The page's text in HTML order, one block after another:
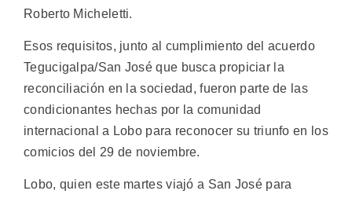
Roberto Micheletti.
Esos requisitos, junto al cumplimiento del acuerdo
Tegucigalpa/San José que busca propiciar la
reconciliación en la sociedad, fueron parte de las
condicionantes hechas por la comunidad
internacional a Lobo para reconocer su triunfo en los
comicios del 29 de noviembre.
Lobo, quien este martes viajó a San José para